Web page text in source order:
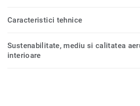
Caracteristici tehnice
Sustenabilitate, mediu si calitatea
interioare